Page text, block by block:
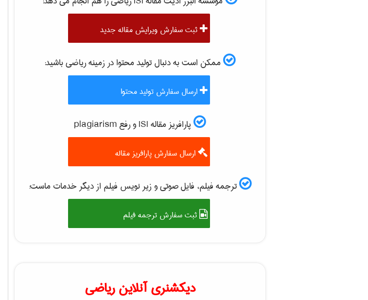
ثبت سفارش ویرایش مقاله جدید
ممکن است به دنبال تولید محتوا در زمینهرياضیباشید:
ارسال سفارش تولید محتوا
پارافریز مقاله ISI و رفع plagiarism
ارسال سفارش پارافریز مقاله
ترجمه فیلم، فایل صوتی و زیر نویس فیلم از دیگر خدمات ماست:
ثبت سفارش ترجمه فیلم
دیکشنری آنلاین ریاضی